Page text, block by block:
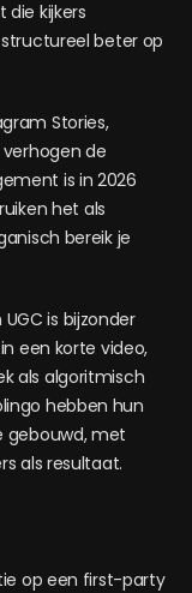
kijkers
beter op
Stories,
verhogen de
is in 2026
het als
bereik je
is bijzonder
een korte video,
als algoritmisch
hebben hun
gebouwd, met
als resultaat.
op een first-party